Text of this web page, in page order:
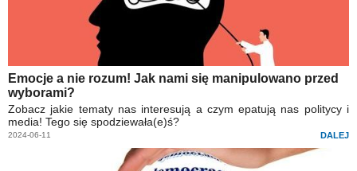
Emocje a nie rozum! Jak nami się manipulowano przed
wyborami?
Zobacz jakie tematy nas interesują a czym epatują nas politycy i
media! Tego się spodziewała(e)ś?
2024-06-11 DALEJ